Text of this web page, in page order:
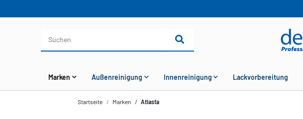
Marken Außenreinigung Innenreinigung Lackvorbereitung
Startseite Marken Atlasta